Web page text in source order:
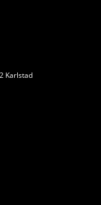
Karlstad